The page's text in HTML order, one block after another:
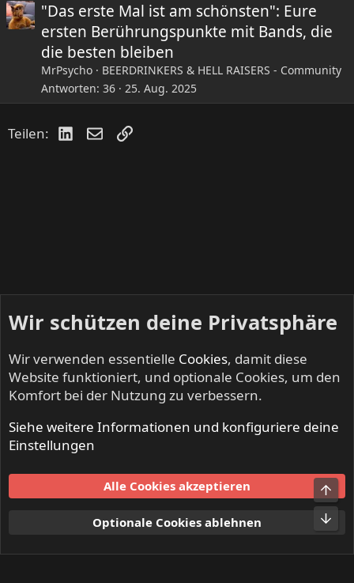
"Das erste Mal ist am schönsten": Eure
ersten Berührungspunkte mit Bands, die
die besten bleiben
MrPsycho
BEERDRINKERS & HELL RAISERS - Community
Antworten 36 25. Aug. 2025
Teilen: LinkedIn
E-MailLink
INFERNO - Death Metal & Black Metal
Nutzungsbedingungen
Datenschutz
S
Wir schützen deine Privatsphäre
Wir verwenden essentielle Cookies, damit diese
Website funktioniert, und optionale Cookies, um den
Komfort bei der Nutzung zu verbessern.
Siehe weitere Informationen und konfiguriere deine
Einstellungen
Alle Cookies akzeptieren
Optionale Cookies ablehnen